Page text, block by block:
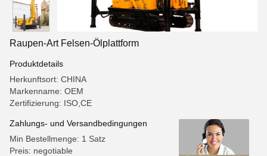
Raupen-Art Felsen-Ölplattform
Produktdetails
Herkunftsort: CHINA
Markenname: OEM
Zertifizierung: ISO,CE
Zahlungs- und Versandbedingungen
Min Bestellmenge: 1 Satz
Preis: negotiable